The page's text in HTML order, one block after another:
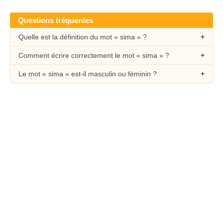
Questions fréquentes
Quelle est la définition du mot « sima » ?
Comment écrire correctement le mot « sima » ?
Le mot « sima » est-il masculin ou féminin ?